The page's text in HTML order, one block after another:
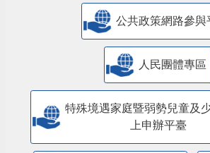
公共政策網路參與
人民團體專區
特殊境遇家庭暨弱勢兒童及
上申辦平臺